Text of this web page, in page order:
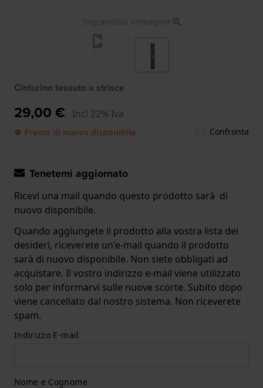
Ingrandisci immagine
Cinturino tessuto a strisce
29,00 € Incl 22% Iva
● Presto di nuovo disponibile Confronta
Tenetemi aggiornato
Ricevi una mail quando questo prodotto sarà di
nuovo disponibile.
Quando aggiungete il prodotto alla vostra lista dei
desideri, riceverete un'e-mail quando il prodotto
sarà di nuovo disponibile. Non siete obbligati ad
acquistare. Il vostro indirizzo e-mail viene utilizzato
solo per informarvi sulle nuove scorte. Subito dopo
viene cancellato dal nostro sistema. Non riceverete
spam.
Indirizzo E-mail
Nome e Cognome